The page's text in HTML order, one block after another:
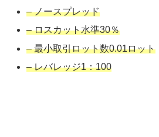
– ノースプレッド
– ロスカット水準30％
– 最小取引ロット数0.01ロット
– レバレッジ1：100